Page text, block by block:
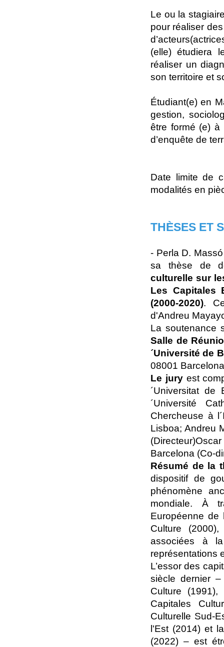
Le ou la
pour réaliser
(elle) étudiera
réaliser un
son territoire et
Étudiant(e) en
gestion,
être formé (e) à
d’enquête de
Date limite de
modalités en
THÈSES ET
- Perla D.
sa thèse de
culturelle sur
Les Capitales
(2000-2020).
d'Andreu
La soutenance
Salle de
´Université de
08001
Le juryest
´Universitat de
´Université
Chercheuse à
Lisboa; Andreu
Barcelona (Co-
Résumé de la
dispositif de
phénomène
mondiale. À
Européenne de
Culture
associées à
représentations
L’essor des
siècle dernier
Culture
Capitales
Culturelle Sud-
l'Est (2014) et
(2022) – est